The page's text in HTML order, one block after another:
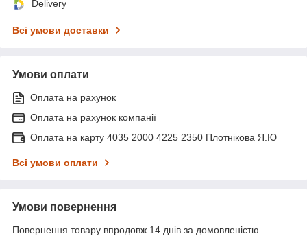
Delivery
Всі умови доставки
Умови оплати
Оплата на рахунок
Оплата на рахунок компанії
Оплата на карту 4035 2000 4225 2350 Плотнікова Я.Ю
Всі умови оплати
Умови повернення
Повернення товару впродовж 14 днів за домовленістю